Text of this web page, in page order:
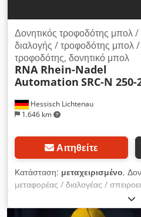
διαλογής, στην οποία
Κινητήρας, ο οποίος δημιουργεί
μέσω μηχανικών ταλαντώσεων και
κίνηση.
Hessisch Lichtenau
1.646 km
Δονητικός τροφοδότης μπολ
διαλογής / τροφοδότης μπολ /
τροφοδότης, δονητικό μπολ
RNA Rhein-Nadel
Automation SRC-N 250-
Αιτηθείτε
Κατάσταση: μεταχειρισμένο,
μεταφορέας / διαλογέας /
δονούμενος μεταφορέας RNA
τροφοδότης βιδών με δονούμενο